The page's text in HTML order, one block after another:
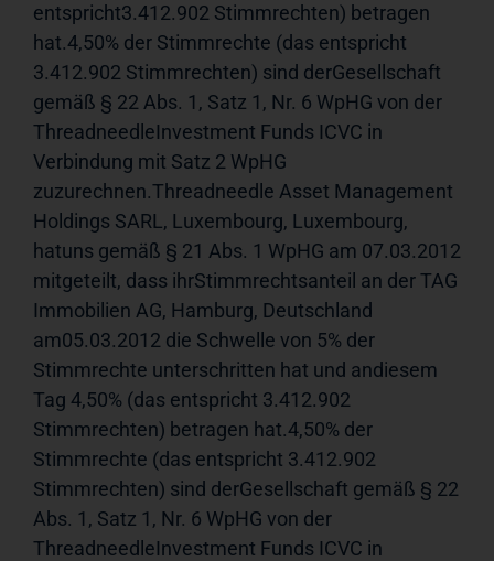
entspricht3.412.902 Stimmrechten) betragen
hat.4,50% der Stimmrechte (das entspricht
3.412.902 Stimmrechten) sind derGesellschaft
gemäß § 22 Abs. 1, Satz 1, Nr. 6 WpHG von der
ThreadneedleInvestment Funds ICVC in
Verbindung mit Satz 2 WpHG
zuzurechnen.Threadneedle Asset Management
Holdings SARL, Luxembourg, Luxembourg,
hatuns gemäß § 21 Abs. 1 WpHG am 07.03.2012
mitgeteilt, dass ihrStimmrechtsanteil an der TAG
Immobilien AG, Hamburg, Deutschland
am05.03.2012 die Schwelle von 5% der
Stimmrechte unterschritten hat und andiesem
Tag 4,50% (das entspricht 3.412.902
Stimmrechten) betragen hat.4,50% der
Stimmrechte (das entspricht 3.412.902
Stimmrechten) sind derGesellschaft gemäß § 22
Abs. 1, Satz 1, Nr. 6 WpHG von der
ThreadneedleInvestment Funds ICVC in